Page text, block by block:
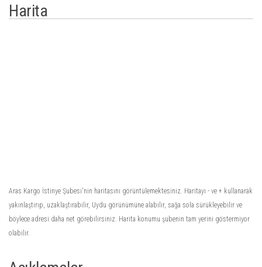
Harita
Aras Kargo İstinye Şubesi'nin haritasını görüntülemektesiniz. Haritayı - ve + kullanarak
yakınlaştırıp, uzaklaştırabilir, Uydu görünümüne alabilir, sağa sola sürükleyebilir ve
böylece adresi daha net görebilirsiniz. Harita konumu şubenin tam yerini göstermiyor
olabilir.